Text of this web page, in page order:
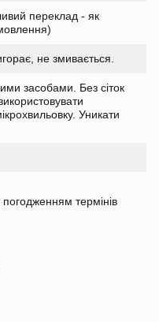
переклад - як
не змивається.
засобами. Без сіток
Уникати
термінів